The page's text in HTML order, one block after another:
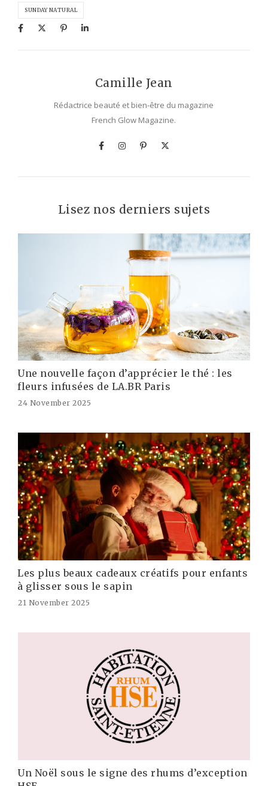
SUNDAY NATURAL
Camille Jean
Rédactrice beauté et bien-être du magazine
French Glow Magazine.
Lisez nos derniers sujets
Une nouvelle façon d’apprécier le thé : les
fleurs infusées de LA.BR Paris
24 November 2025
Les plus beaux cadeaux créatifs pour enfants
à glisser sous le sapin
21 November 2025
Un Noël sous le signe des rhums d’exception